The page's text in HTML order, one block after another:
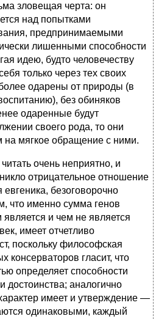
зловещая черта: он
над попытками
предпринимаемыми
лишенными способности
идею, будто человечеству
только через тех своих
одарены от природы (в
без обиняков
одаренные будут
своего рода, то они
на мягкое обращение с ними.
очень неприятно, и
отрицательное отношение
безоговорочно
что именно сумма генов
и чем не является
имеет отчетливо
поскольку философская
консерваторов гласит, что
определяет способности
достоинства; аналогично
имеет и утверждение —
одинаковыми, каждый